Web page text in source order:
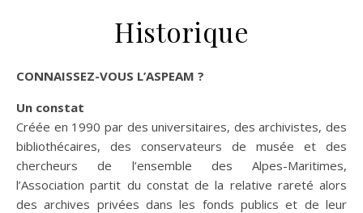
Historique
CONNAISSEZ-VOUS L’ASPEAM ?
Un constat
Créée en 1990 par des universitaires, des archivistes, des
bibliothécaires, des conservateurs de musée et des
chercheurs de l’ensemble des Alpes-Maritimes,
l’Association partit du constat de la relative rareté alors
des archives privées dans les fonds publics et de leur